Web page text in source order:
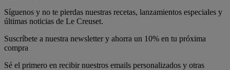
Síguenos y no te pierdas nuestras recetas, lanzamientos especiales y
últimas noticias de Le Creuset.
Suscríbete a nuestra newsletter y ahorra un 10% en tu próxima
compra
Sé el primero en recibir nuestros emails personalizados y otras